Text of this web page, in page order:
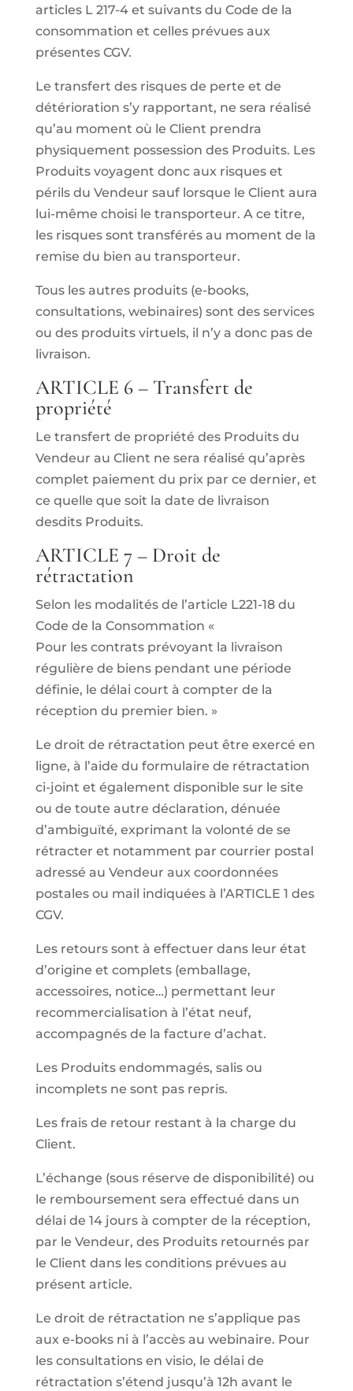
articles L 217-4 et suivants du Code de la
consommation et celles prévues aux
présentes CGV.
Le transfert des risques de perte et de
détérioration s’y rapportant, ne sera réalisé
qu’au moment où le Client prendra
physiquement possession des Produits. Les
Produits voyagent donc aux risques et
périls du Vendeur sauf lorsque le Client aura
lui-même choisi le transporteur. A ce titre,
les risques sont transférés au moment de la
remise du bien au transporteur.
Tous les autres produits (e-books,
consultations, webinaires) sont des services
ou des produits virtuels, il n’y a donc pas de
livraison.
ARTICLE 6 – Transfert de
propriété
Le transfert de propriété des Produits du
Vendeur au Client ne sera réalisé qu’après
complet paiement du prix par ce dernier, et
ce quelle que soit la date de livraison
desdits Produits.
ARTICLE 7 – Droit de
rétractation
Selon les modalités de l’article L221-18 du
Code de la Consommation «
Pour les contrats prévoyant la livraison
régulière de biens pendant une période
définie, le délai court à compter de la
réception du premier bien. »
Le droit de rétractation peut être exercé en
ligne, à l’aide du formulaire de rétractation
ci-joint et également disponible sur le site
ou de toute autre déclaration, dénuée
d’ambiguïté, exprimant la volonté de se
rétracter et notamment par courrier postal
adressé au Vendeur aux coordonnées
postales ou mail indiquées à l’ARTICLE 1 des
CGV.
Les retours sont à effectuer dans leur état
d’origine et complets (emballage,
accessoires, notice…) permettant leur
recommercialisation à l’état neuf,
accompagnés de la facture d’achat.
Les Produits endommagés, salis ou
incomplets ne sont pas repris.
Les frais de retour restant à la charge du
Client.
L’échange (sous réserve de disponibilité) ou
le remboursement sera effectué dans un
délai de 14 jours à compter de la réception,
par le Vendeur, des Produits retournés par
le Client dans les conditions prévues au
présent article.
Le droit de rétractation ne s’applique pas
aux e-books ni à l’accès au webinaire. Pour
les consultations en visio, le délai de
rétractation s’étend jusqu’à 12h avant le